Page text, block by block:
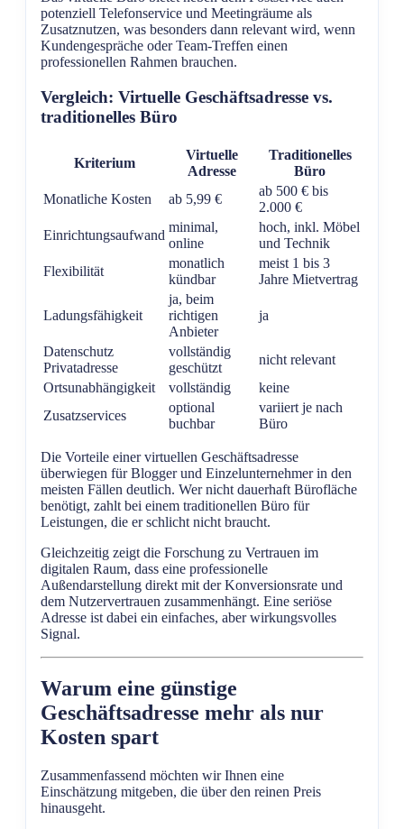
potenziell Telefonservice und Meetingräume als
Zusatznutzen, was besonders dann relevant wird, wenn
Kundengespräche oder Team-Treffen einen
professionellen Rahmen brauchen.
Vergleich: Virtuelle Geschäftsadresse vs.
traditionelles Büro
Kriterium
Virtuelle
Adresse
Traditionelles
Büro
Monatliche Kosten
ab 5,99 €
ab 500 € bis
2.000 €
Einrichtungsaufwand
minimal,
online
hoch, inkl. Möbel
und Technik
Flexibilität
monatlich
kündbar
meist 1 bis 3
Jahre Mietvertrag
Ladungsfähigkeit
ja, beim
richtigen
Anbieter
ja
Datenschutz
Privatadresse
vollständig
geschützt
nicht relevant
Ortsunabhängigkeit
vollständig
keine
Zusatzservices
optional
buchbar
variiert je nach
Büro
Die Vorteile einer virtuellen Geschäftsadresse
überwiegen für Blogger und Einzelunternehmer in den
meisten Fällen deutlich. Wer nicht dauerhaft Bürofläche
benötigt, zahlt bei einem traditionellen Büro für
Leistungen, die er schlicht nicht braucht.
Gleichzeitig zeigt die Forschung zu Vertrauen im
digitalen Raum, dass eine professionelle
Außendarstellung direkt mit der Konversionsrate und
dem Nutzervertrauen zusammenhängt. Eine seriöse
Adresse ist dabei ein einfaches, aber wirkungsvolles
Signal.
Warum eine günstige
Geschäftsadresse mehr als nur
Kosten spart
Zusammenfassend möchten wir Ihnen eine
Einschätzung mitgeben, die über den reinen Preis
hinausgeht.